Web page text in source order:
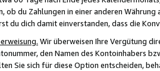
ob du Zahlungen in einer anderen
du dich damit einverstanden, dass die
Wir überweisen Ihre Vergütung
den Namen des Kontoinhabers
Sie sich für diese Option entscheiden,